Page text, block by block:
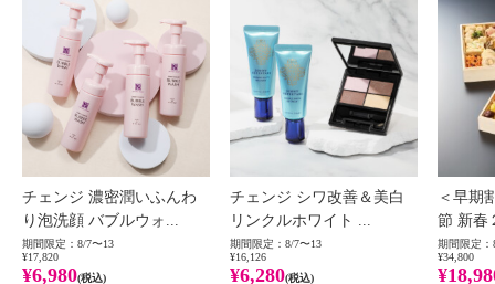
チェンジ 濃密潤いふんわ
り泡洗顔 バブルウォ...
期間限定：8/7〜13
¥17,820
¥6,980(税込)
チェンジ シワ改善＆美白
リンクルホワイト ...
期間限定：8/7〜13
¥16,126
¥6,280(税込)
＜早期
節 新春
期間限定：
¥34,800